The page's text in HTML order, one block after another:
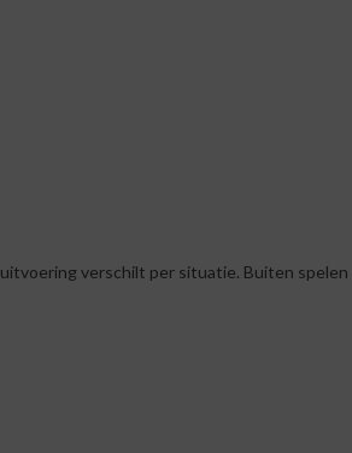
verschilt per situatie. Buiten